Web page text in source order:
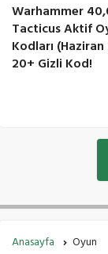
Warhammer
Tacticus Aktif
Kodları
20+ Gizli Kod!
Anasayfa Oyun